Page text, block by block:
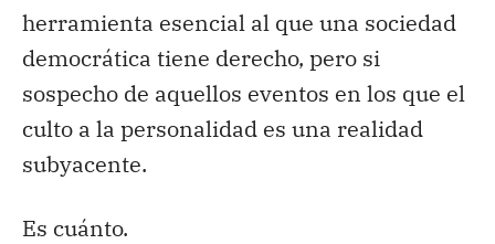
herramienta esencial al que una sociedad
democrática tiene derecho, pero si
sospecho de aquellos eventos en los que el
culto a la personalidad es una realidad
subyacente.
Es cuánto.